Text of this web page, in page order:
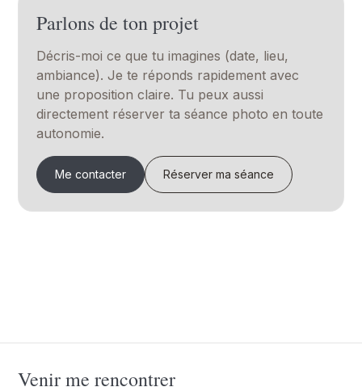
Parlons de ton projet
Décris-moi ce que tu imagines (date, lieu,
ambiance). Je te réponds rapidement avec
une proposition claire. Tu peux aussi
directement réserver ta séance photo en toute
autonomie.
Me contacter Réserver ma séance
Venir me rencontrer